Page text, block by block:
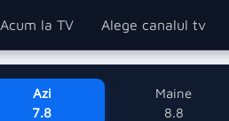
Acum la TV Alege canalul tv
Azi
7.8
Maine
8.8